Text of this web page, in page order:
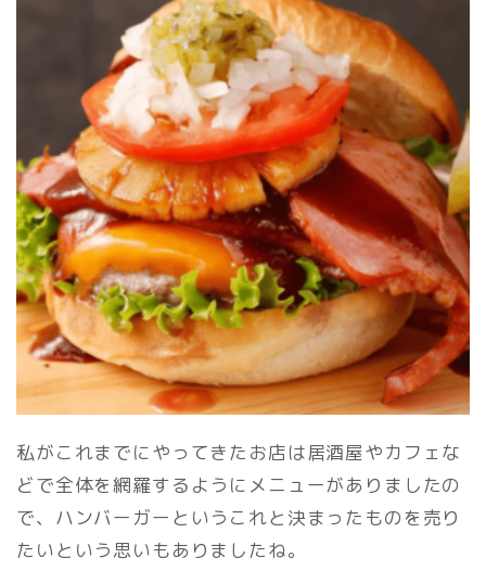
私がこれまでにやってきたお店は居酒屋やカフェな
どで全体を網羅するようにメニューがありましたの
で、ハンバーガーというこれと決まったものを売り
たいという思いもありましたね。